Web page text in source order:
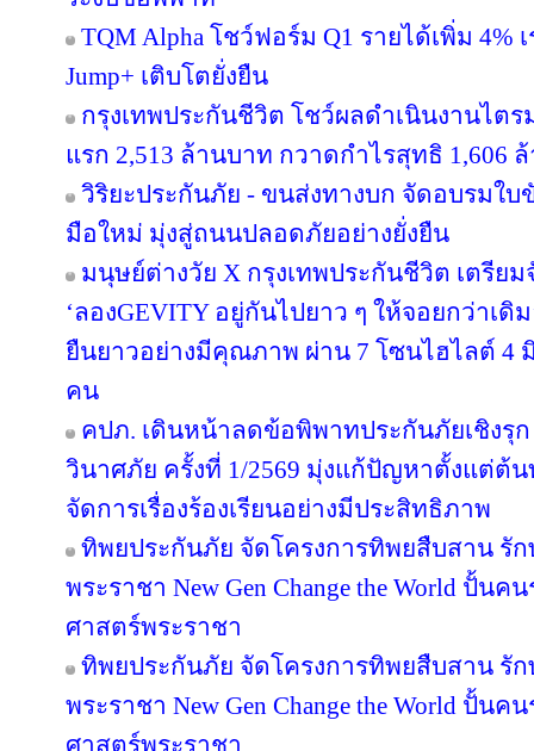
TQM Alpha โชว์ฟอร์ม Q1 รายได้เพิ่ม
Jump+ เติบโตยั่งยืน
กรุงเทพประกันชีวิต โชว์ผลดำเนินงานไตร
แรก 2,513 ล้านบาท กวาดกำไรสุทธิ 1,606
วิริยะประกันภัย - ขนส่งทางบก จัดอบรมใบ
มือใหม่ มุ่งสู่ถนนปลอดภัยอย่างยั่งยืน
มนุษย์ต่างวัย X กรุงเทพประกันชีวิต เตรียม
‘ลองGEVITY อยู่กันไปยาว ๆ ให้จอยกว่าเ
ยืนยาวอย่างมีคุณภาพ ผ่าน 7 โซนไฮไลต์ 4
คน
คปภ. เดินหน้าลดข้อพิพาทประกันภัยเชิงรุ
วินาศภัย ครั้งที่ 1/2569 มุ่งแก้ปัญหาตั้งแต่ต้
จัดการเรื่องร้องเรียนอย่างมีประสิทธิภาพ
ทิพยประกันภัย จัดโครงการทิพยสืบสาน รั
พระราชา New Gen Change the World ปั้น
ศาสตร์พระราชา
ทิพยประกันภัย จัดโครงการทิพยสืบสาน รั
พระราชา New Gen Change the World ปั้น
ศาสตร์พระราชา